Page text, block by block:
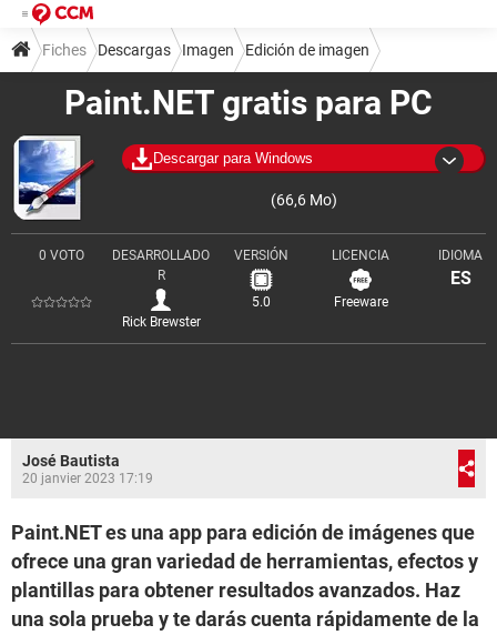
Paint.NET gratis para PC
Descargar para Windows
(66,6 Mo)
0 VOTO
DESARROLLADO
R
Rick Brewster
VERSIÓN
5.0
LICENCIA
Freeware
IDIOMA
ES
Fiches Descargas Imagen Edición de imagen
José Bautista
20 janvier 2023 17:19
Paint.NET es una app para edición de imágenes que
ofrece una gran variedad de herramientas, efectos y
plantillas para obtener resultados avanzados. Haz
una sola prueba y te darás cuenta rápidamente de la